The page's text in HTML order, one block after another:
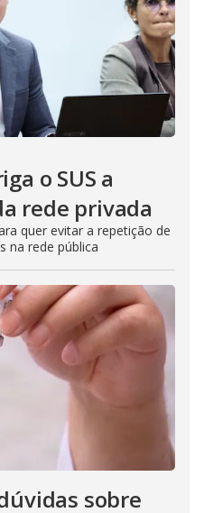
o SUS a
rede privada
quer evitar a repetição de
na rede pública
sobre